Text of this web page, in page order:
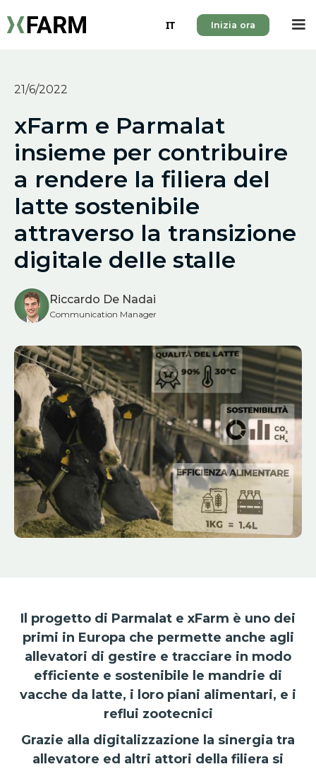
IT Inizia ora
21/6/2022
xFarm e Parmalat
insieme per contribuire
a rendere la filiera del
latte sostenibile
attraverso la transizione
digitale delle stalle
Riccardo De Nadai
Communication Manager
Il progetto di Parmalat e xFarm è uno dei
primi in Europa che permette anche agli
allevatori di gestire e tracciare in modo
efficiente e sostenibile le mandrie di
vacche da latte, i loro piani alimentari, e i
reflui zootecnici
Grazie alla digitalizzazione la sinergia tra
allevatore ed altri attori della filiera si